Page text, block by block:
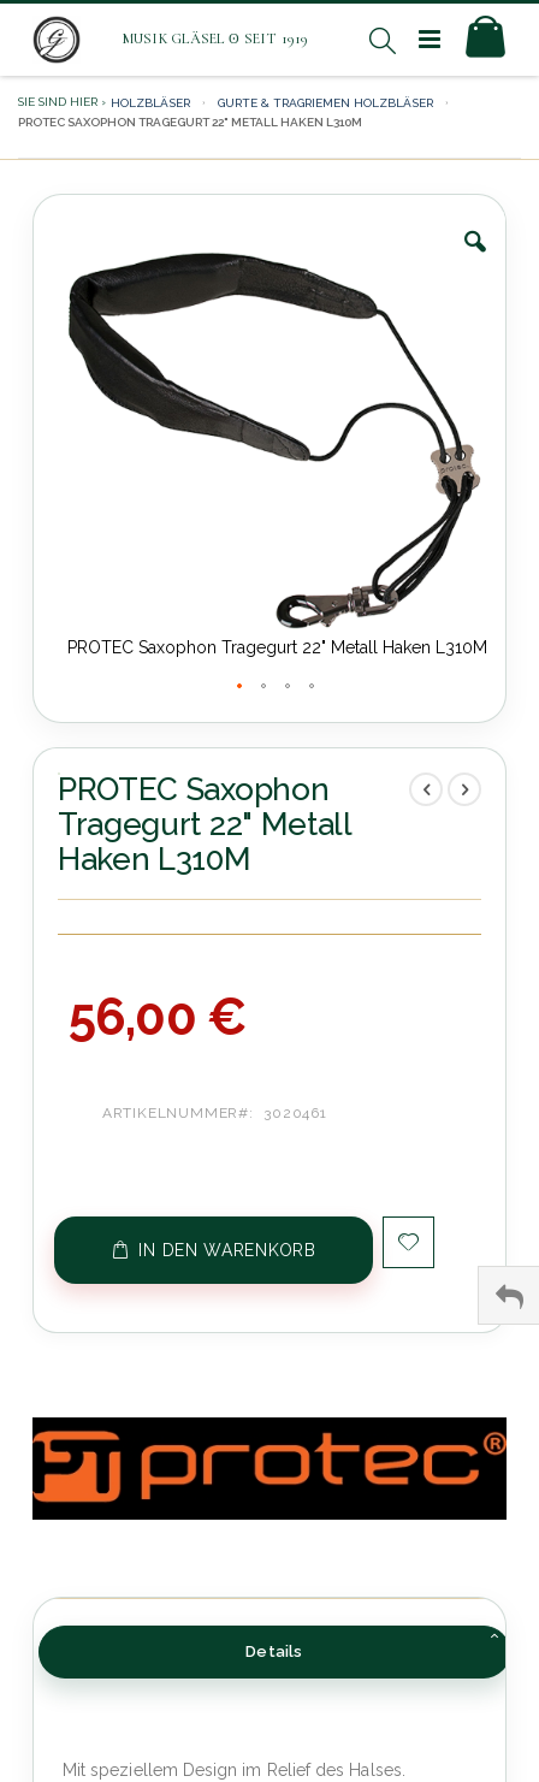
Direkt
zum
Suche
HOLZBLÄSER
GURTE & TRAGRIEMEN HOLZBLÄSER
PROTEC SAXOPHON TRAGEGURT 22" METALL HAKEN L310M
der
Bildergalerie
springen
PROTEC Saxophon Tragegurt 22" Metall Haken L310M
Zum
Anfang
der
Bildergalerie
springen
PROTEC Saxophon
Tragegurt 22" Metall
Haken L310M
56,00 €
ARTIKELNUMMER 3020461
IN DEN WARENKORB
Details
Mit speziellem Design im Relief des Halses.